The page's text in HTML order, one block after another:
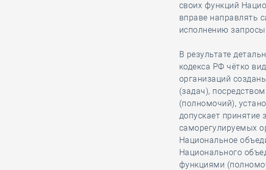
своих функций
вправе направлять
исполнению
В результате
кодекса РФ чётко
организаций
(задач),
(полномочий),
допускает принятие
саморегулируемых
Национальное
Национального
функциями